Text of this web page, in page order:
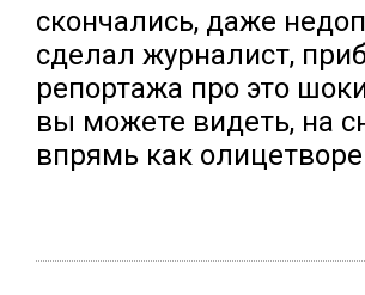
скончались, даже
сделал журналист,
репортажа про это
вы можете видеть, на
впрямь как